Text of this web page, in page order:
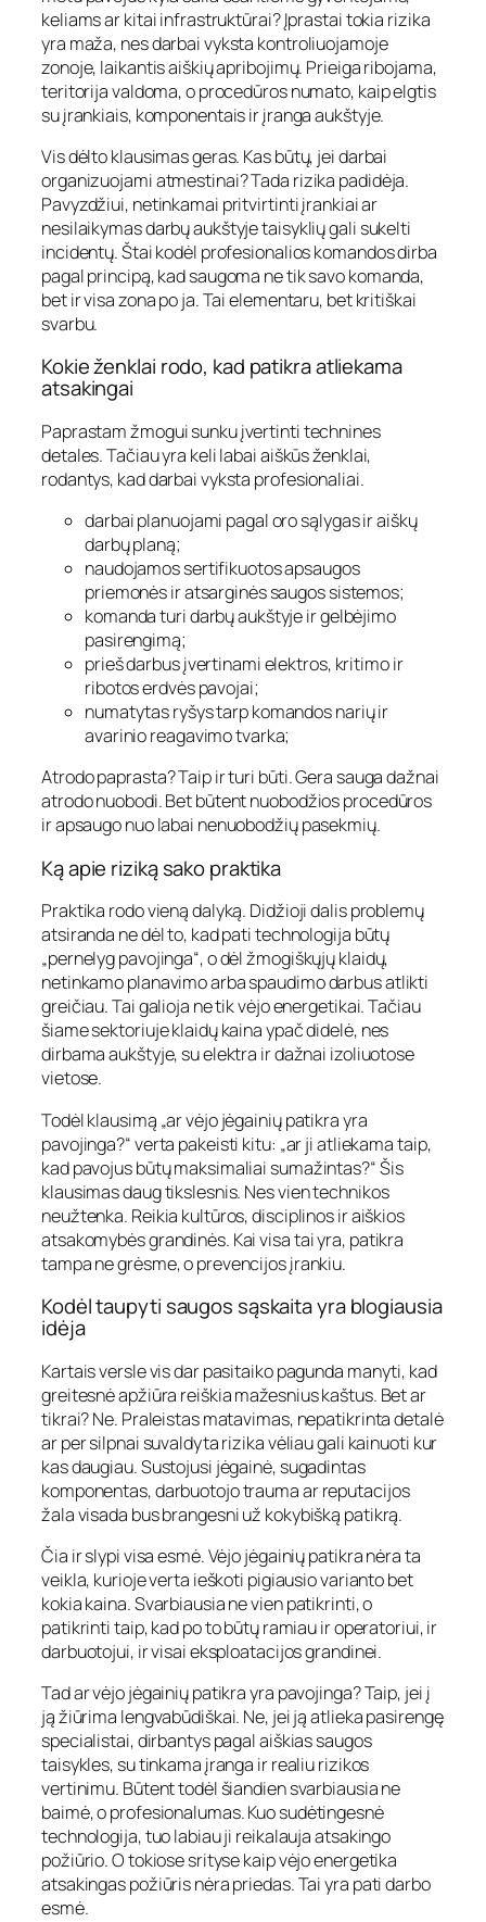
keliams ar kitai infrastruktūrai? Įprastai tokia rizika
yra maža, nes darbai vyksta kontroliuojamoje
zonoje, laikantis aiškių apribojimų. Prieiga ribojama,
teritorija valdoma, o procedūros numato, kaip elgtis
su įrankiais, komponentais ir įranga aukštyje.
Vis dėlto klausimas geras. Kas būtų, jei darbai
organizuojami atmestinai? Tada rizika padidėja.
Pavyzdžiui, netinkamai pritvirtinti įrankiai ar
nesilaikymas darbų aukštyje taisyklių gali sukelti
incidentų. Štai kodėl profesionalios komandos dirba
pagal principą, kad saugoma ne tik savo komanda,
bet ir visa zona po ja. Tai elementaru, bet kritiškai
svarbu.
Kokie ženklai rodo, kad patikra atliekama
atsakingai
Paprastam žmogui sunku įvertinti technines
detales. Tačiau yra keli labai aiškūs ženklai,
rodantys, kad darbai vyksta profesionaliai.
darbai planuojami pagal oro sąlygas ir aiškų
darbų planą;
naudojamos sertifikuotos apsaugos
priemonės ir atsarginės saugos sistemos;
komanda turi darbų aukštyje ir gelbėjimo
pasirengimą;
prieš darbus įvertinami elektros, kritimo ir
ribotos erdvės pavojai;
numatytas ryšys tarp komandos narių ir
avarinio reagavimo tvarka;
Atrodo paprasta? Taip ir turi būti. Gera sauga dažnai
atrodo nuobodi. Bet būtent nuobodžios procedūros
ir apsaugo nuo labai nenuobodžių pasekmių.
Ką apie riziką sako praktika
Praktika rodo vieną dalyką. Didžioji dalis problemų
atsiranda ne dėl to, kad pati technologija būtų
„pernelyg pavojinga“, o dėl žmogiškųjų klaidų,
netinkamo planavimo arba spaudimo darbus atlikti
greičiau. Tai galioja ne tik vėjo energetikai. Tačiau
šiame sektoriuje klaidų kaina ypač didelė, nes
dirbama aukštyje, su elektra ir dažnai izoliuotose
vietose.
Todėl klausimą „ar vėjo jėgainių patikra yra
pavojinga?“ verta pakeisti kitu: „ar ji atliekama taip,
kad pavojus būtų maksimaliai sumažintas?“ Šis
klausimas daug tikslesnis. Nes vien technikos
neužtenka. Reikia kultūros, disciplinos ir aiškios
atsakomybės grandinės. Kai visa tai yra, patikra
tampa ne grėsme, o prevencijos įrankiu.
Kodėl taupyti saugos sąskaita yra blogiausia
idėja
Kartais versle vis dar pasitaiko pagunda manyti, kad
greitesnė apžiūra reiškia mažesnius kaštus. Bet ar
tikrai? Ne. Praleistas matavimas, nepatikrinta detalė
ar per silpnai suvaldyta rizika vėliau gali kainuoti kur
kas daugiau. Sustojusi jėgainė, sugadintas
komponentas, darbuotojo trauma ar reputacijos
žala visada bus brangesni už kokybišką patikrą.
Čia ir slypi visa esmė. Vėjo jėgainių patikra nėra ta
veikla, kurioje verta ieškoti pigiausio varianto bet
kokia kaina. Svarbiausia ne vien patikrinti, o
patikrinti taip, kad po to būtų ramiau ir operatoriui, ir
darbuotojui, ir visai eksploatacijos grandinei.
Tad ar vėjo jėgainių patikra yra pavojinga? Taip, jei į
ją žiūrima lengvabūdiškai. Ne, jei ją atlieka pasirengę
specialistai, dirbantys pagal aiškias saugos
taisykles, su tinkama įranga ir realiu rizikos
vertinimu. Būtent todėl šiandien svarbiausia ne
baimė, o profesionalumas. Kuo sudėtingesnė
technologija, tuo labiau ji reikalauja atsakingo
požiūrio. O tokiose srityse kaip vėjo energetika
atsakingas požiūris nėra priedas. Tai yra pati darbo
esmė.